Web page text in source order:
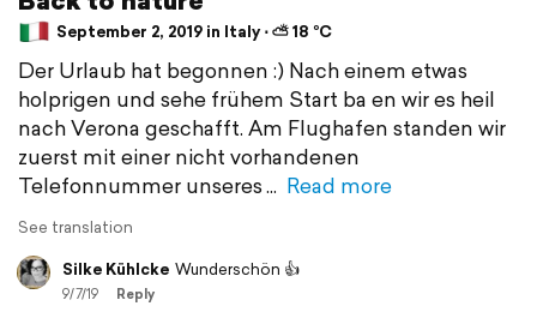
September 2, 2019 in Italy ⋅ ⛅ 18 °C
Der Urlaub hat begonnen :) Nach einem etwas
holprigen und sehe frühem Start ba en wir es heil
nach Verona geschafft. Am Flughafen standen wir
zuerst mit einer nicht vorhandenen
Telefonnummer unseres
Read more
See translation
Silke Kühlcke Wunderschön 👍
9/7/19 Reply